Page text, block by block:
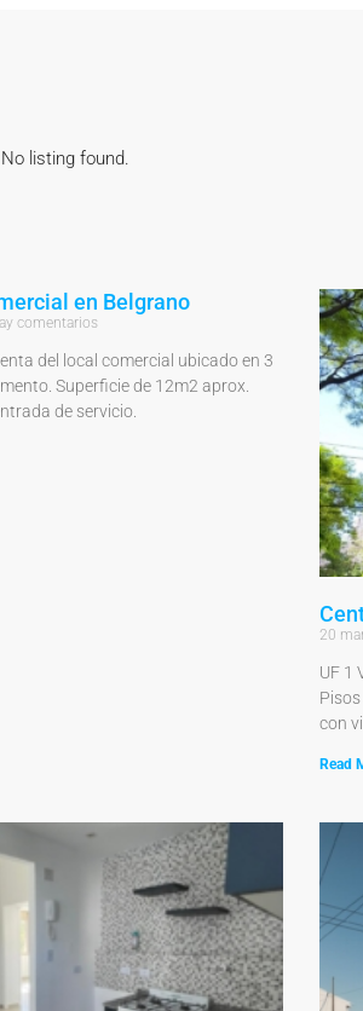
No listing found.
en Belgrano
comentarios
del local comercial ubicado en 3
Superficie de 12m2 aprox.
de servicio.
20
UF 1
con
Read